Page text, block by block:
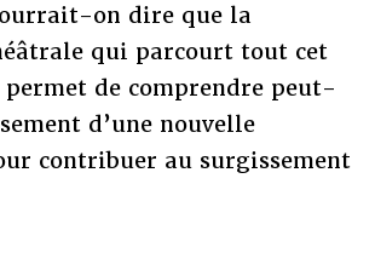
on dire que la
qui parcourt tout cet
permet de comprendre peut-
d’une nouvelle
contribuer au surgissement